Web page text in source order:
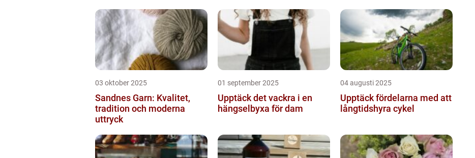
03 oktober 2025
Sandnes Garn: Kvalitet,
tradition och moderna
uttryck
01 september 2025
Upptäck det vackra i en
hängselbyxa för dam
04 augusti 2025
Upptäck fördelarna med att
långtidshyra cykel